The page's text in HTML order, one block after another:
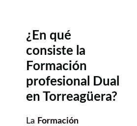
¿En qué
consiste la
Formación
profesional Dual
en Torreagüera?
La Formación